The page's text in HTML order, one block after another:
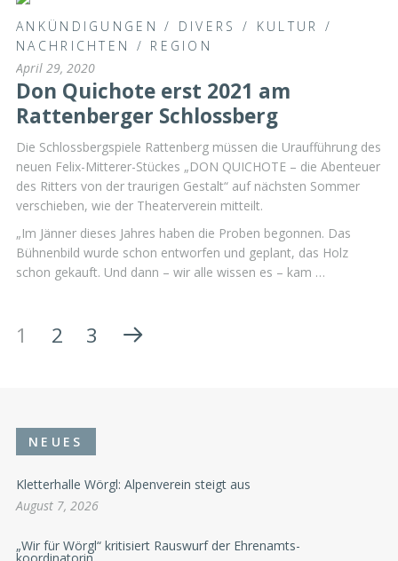
ANKÜNDIGUNGEN / DIVERS / KULTUR
/
NACHRICHTEN
/ REGION
April 29, 2020
Don Quichote erst 2021 am
Rattenberger Schlossberg
Die Schlossbergspiele Rattenberg müssen die Uraufführung des
neuen Felix-Mitterer-Stückes „DON QUICHOTE – die Abenteuer
des Ritters von der traurigen Gestalt“ auf nächsten Sommer
verschieben, wie der Theaterverein mitteilt.
„Im Jänner dieses Jahres haben die Proben begonnen. Das
Bühnenbild wurde schon entworfen und geplant, das Holz
schon gekauft. Und dann – wir alle wissen es – kam …
1 2 3
NEUES
Kletterhalle Wörgl: Alpenverein steigt aus
August 7, 2026
„Wir für Wörgl“ kritisiert Rauswurf der Ehrenamts-
koordinatorin